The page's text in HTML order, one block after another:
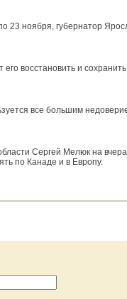
23 ноября, губернатор
восстановить и
все большим
Сергей Мелюк на
по Канаде и в Европу.